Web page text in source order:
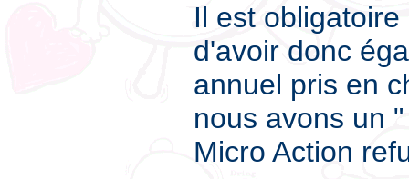
Il est
d'avoir donc
annuel pris en
nous avons un
Micro Action